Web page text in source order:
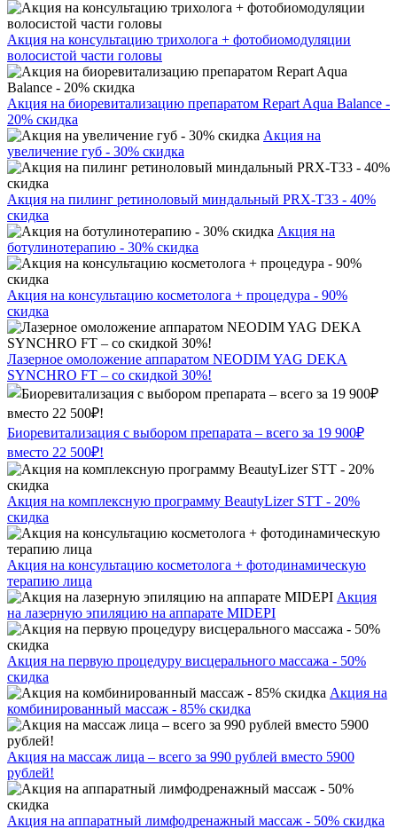
Акция на консультацию трихолога + фотобиомодуляции
волосистой части головы
Акция на биоревитализацию препаратом Repart Aqua Balance -
20% скидка
Акция на
увеличение губ - 30% скидка
Акция на пилинг ретиноловый миндальный PRX-T33 - 40%
скидка
Акция на
ботулинотерапию - 30% скидка
Акция на консультацию косметолога + процедура - 90%
скидка
Лазерное омоложение аппаратом NEODIM YAG DEKA
SYNCHRO FT – со скидкой 30%!
Биоревитализация с выбором препарата – всего за 19 900₽
вместо 22 500₽!
Акция на комплексную программу BeautyLizer STT - 20%
скидка
Акция на консультацию косметолога + фотодинамическую
терапию лица
Акция
на лазерную эпиляцию на аппарате MIDEPI
Акция на первую процедуру висцерального массажа - 50%
скидка
Акция на
комбинированный массаж - 85% скидка
Акция на массаж лица – всего за 990 рублей вместо 5900
рублей!
Акция на аппаратный лимфодренажный массаж - 50% скидка